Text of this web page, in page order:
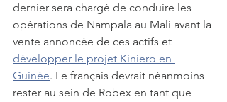
dernier sera chargé de conduire les
opérations de Nampala au Mali avant la
vente annoncée de ces actifs et
développer le projet Kiniero en
Guinée. Le français devrait néanmoins
rester au sein de Robex en tant que